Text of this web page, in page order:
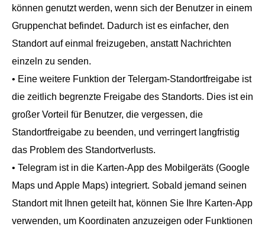
können genutzt werden, wenn sich der Benutzer in einem
Gruppenchat befindet. Dadurch ist es einfacher, den
Standort auf einmal freizugeben, anstatt Nachrichten
einzeln zu senden.
• Eine weitere Funktion der Telergam-Standortfreigabe ist
die zeitlich begrenzte Freigabe des Standorts. Dies ist ein
großer Vorteil für Benutzer, die vergessen, die
Standortfreigabe zu beenden, und verringert langfristig
das Problem des Standortverlusts.
• Telegram ist in die Karten-App des Mobilgeräts (Google
Maps und Apple Maps) integriert. Sobald jemand seinen
Standort mit Ihnen geteilt hat, können Sie Ihre Karten-App
verwenden, um Koordinaten anzuzeigen oder Funktionen